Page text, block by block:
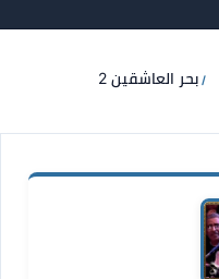
بحر العاشقين 2